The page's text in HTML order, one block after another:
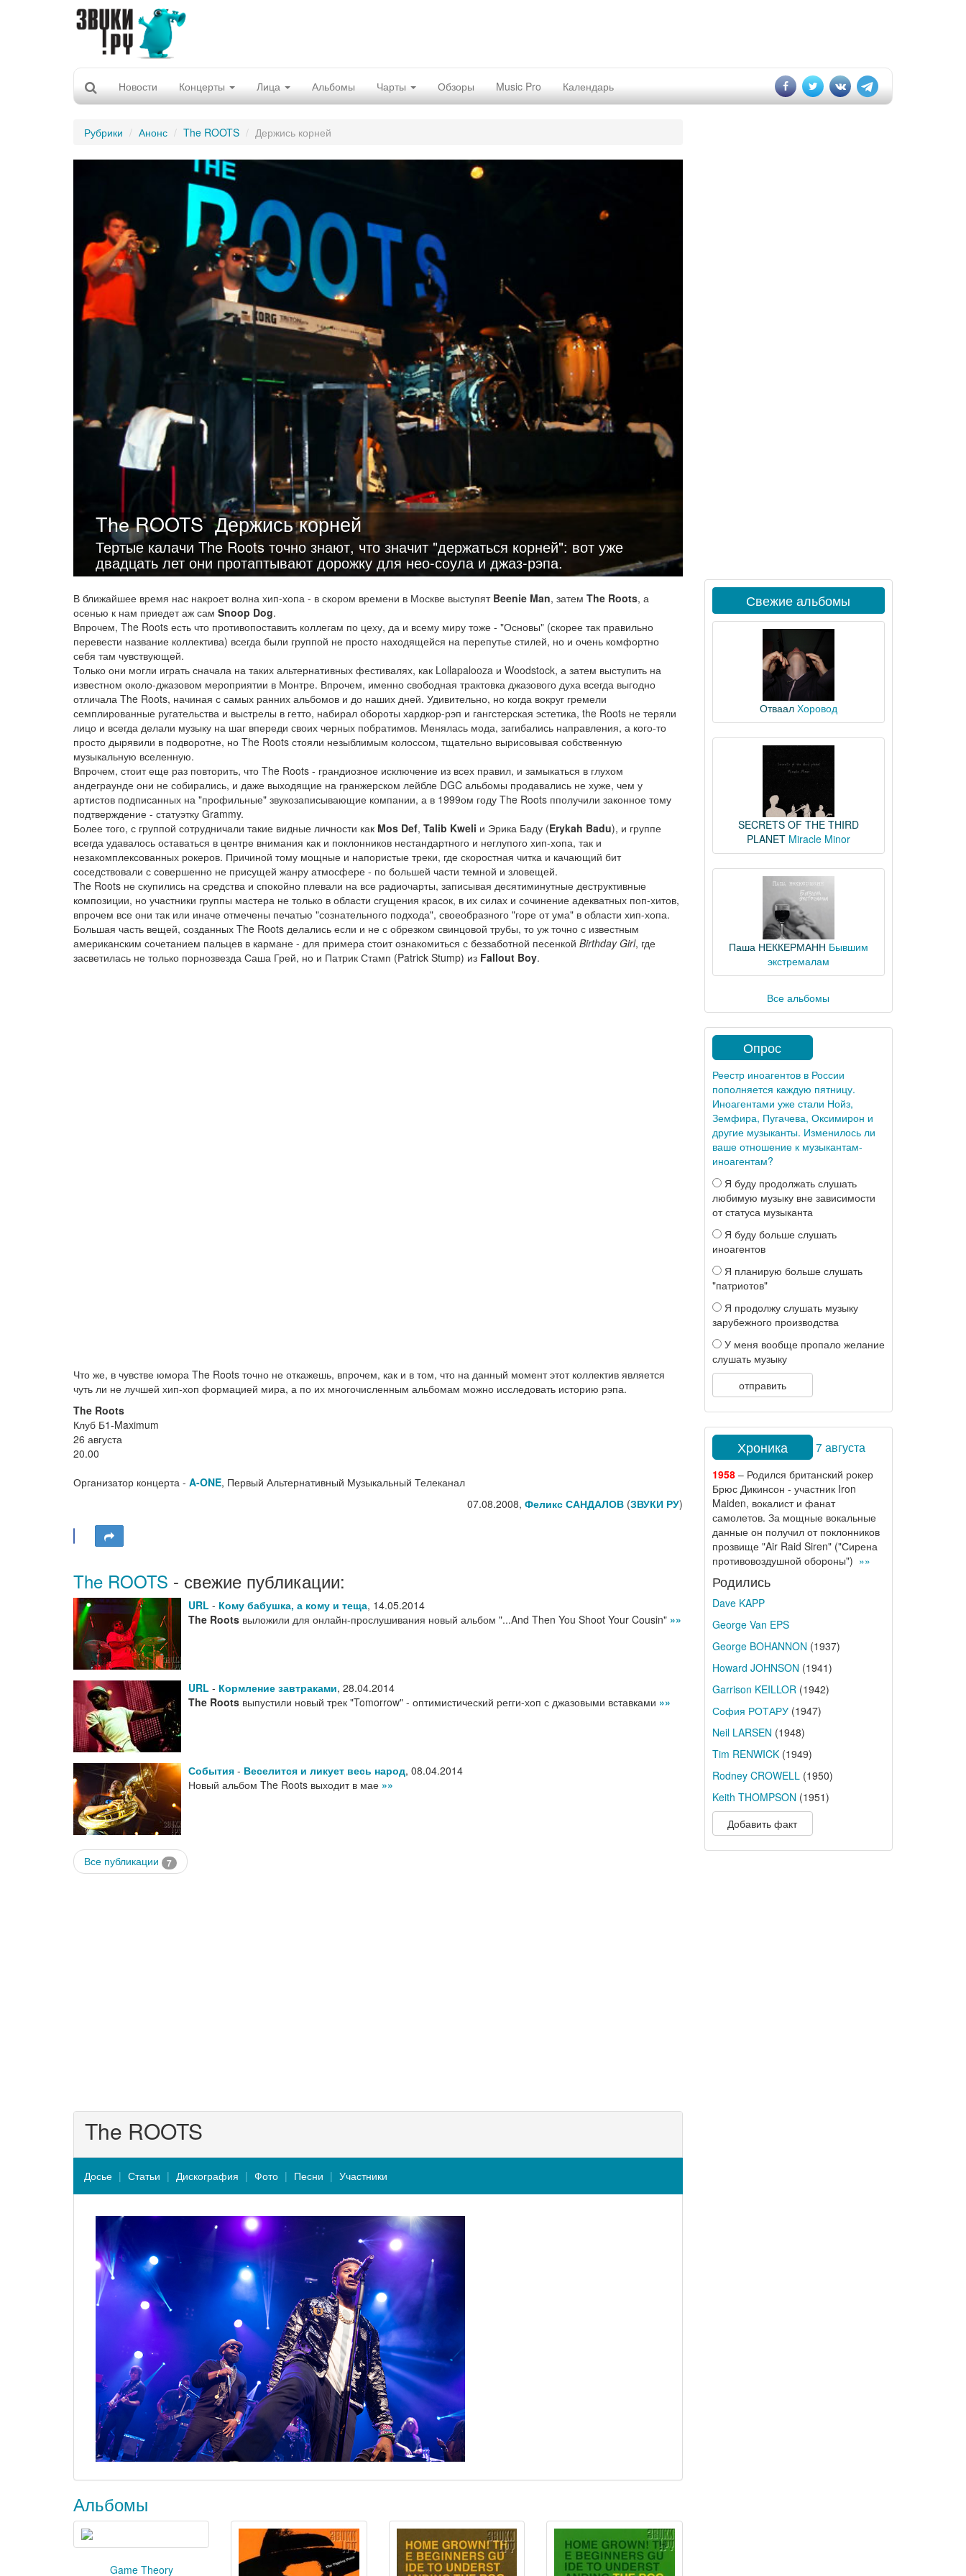
Новости Концерты Лица Альбомы Чарты Обзоры Music Pro Календарь
Рубрики Анонс The ROOTS Держись корней
The ROOTS Держись корней
Тертые калачи The Roots точно знают, что значит "держаться корней": вот уже
двадцать лет они протаптывают дорожку для нео-соула и джаз-рэпа.
В ближайшее время нас накроет волна хип-хопа - в скором времени в Москве выступят Beenie Man, затем The Roots, а
осенью к нам приедет аж сам Snoop Dog.
Впрочем, The Roots есть что противопоставить коллегам по цеху, да и всему миру тоже - "Основы" (скорее так правильно
перевести название коллектива) всегда были группой не просто находящейся на перепутье стилей, но и очень комфортно
себя там чувствующей.
Только они могли играть сначала на таких альтернативных фестивалях, как Lollapalooza и Woodstock, а затем выступить на
известном около-джазовом мероприятии в Монтре. Впрочем, именно свободная трактовка джазового духа всегда выгодно
отличала The Roots, начиная с самых ранних альбомов и до наших дней. Удивительно, но когда вокруг гремели
семплированные ругательства и выстрелы в гетто, набирал обороты хардкор-рэп и гангстерская эстетика, the Roots не теряли
лицо и всегда делали музыку на шаг впереди своих черных побратимов. Менялась мода, загибались направления, а кого-то
просто дырявили в подворотне, но The Roots стояли незыблимым колоссом, тщательно вырисовывая собственную
музыкальную вселенную.
Впрочем, стоит еще раз повторить, что The Roots - грандиозное исключение из всех правил, и замыкаться в глухом
андеграунде они не собирались, и даже выходящие на гранжерском лейбле DGC альбомы продавались не хуже, чем у
артистов подписанных на "профильные" звукозаписывающие компании, а в 1999ом году The Roots пполучили законное тому
подтверждение - статуэтку Grammy.
Более того, с группой сотрудничали такие видные личности как Mos Def, Talib Kweli и Эрика Баду (Erykah Badu), и группе
всегда удавалось оставаться в центре внимания как и поклонников нестандартного и неглупого хип-хопа, так и
незакомплексованных рокеров. Причиной тому мощные и напористые треки, где скоростная читка и качающий бит
соседствовали с совершенно не присущей жанру атмосфере - по большей части темной и зловещей.
The Roots не скупились на средства и спокойно плевали на все радиочарты, записывая десятиминутные деструктивные
композиции, но участники группы мастера не только в области сгущения красок, в их силах и сочинение адекватных поп-хитов,
впрочем все они так или иначе отмечены печатью "сознательного подхода", своеобразного "горе от ума" в области хип-хопа.
Большая часть вещей, созданных The Roots делались если и не с обрезком свинцовой трубы, то уж точно с известным
американским сочетанием пальцев в кармане - для примера стоит ознакомиться с беззаботной песенкой Birthday Girl, где
засветилась не только порнозвезда Саша Грей, но и Патрик Стамп (Patrick Stump) из Fallout Boy.
Что же, в чувстве юмора The Roots точно не откажешь, впрочем, как и в том, что на данный момент этот коллектив является
чуть ли не лучшей хип-хоп формацией мира, а по их многочисленным альбомам можно исследовать историю рэпа.
The Roots
Клуб Б1-Maximum
26 августа
20.00
Организатор концерта - A-ONE, Первый Альтернативный Музыкальный Телеканал
07.08.2008, Феликс САНДАЛОВ(ЗВУКИ РУ)
The ROOTS - свежие публикации:
URL - Кому бабушка, а кому и теща, 14.05.2014
The Roots выложили для онлайн-прослушивания новый альбом "...And Then You Shoot Your Cousin" »»
URL - Кормление завтраками, 28.04.2014
The Roots выпустили новый трек "Tomorrow" - оптимистический регги-хоп с джазовыми вставками »»
События - Веселится и ликует весь народ, 08.04.2014
Новый альбом The Roots выходит в мае »»
Все публикации 7
The ROOTS
Досье Статьи Дискография Фото Песни Участники
Альбомы
Game Theory
Свежие альбомы
Отваал Хоровод
SECRETS OF THE THIRD
PLANET Miracle Minor
Паша НЕККЕРМАНН Бывшим
экстремалам
Все альбомы
Опрос
Реестр иноагентов в России
пополняется каждую пятницу.
Иноагентами уже стали Нойз,
Земфира, Пугачева, Оксимирон и
другие музыканты. Изменилось ли
ваше отношение к музыкантам-
иноагентам?
Я буду продолжать слушать
любимую музыку вне зависимости
от статуса музыканта
Я буду больше слушать
иноагентов
Я планирую больше слушать
"патриотов"
Я продолжу слушать музыку
зарубежного производства
У меня вообще пропало желание
слушать музыку
отправить
Хроника 7 августа
1958– Родился британский рокер
Брюс Дикинсон - участник Iron
Maiden, вокалист и фанат
самолетов. За мощные вокальные
данные он получил от поклонников
прозвище "Air Raid Siren" ("Сирена
противовоздушной обороны") »»
Родились
Dave KAPP
George Van EPS
George BOHANNON (1937)
Howard JOHNSON (1941)
Garrison KEILLOR(1942)
София РОТАРУ(1947)
Neil LARSEN (1948)
Tim RENWICK(1949)
Rodney CROWELL(1950)
Keith THOMPSON (1951)
Добавить факт